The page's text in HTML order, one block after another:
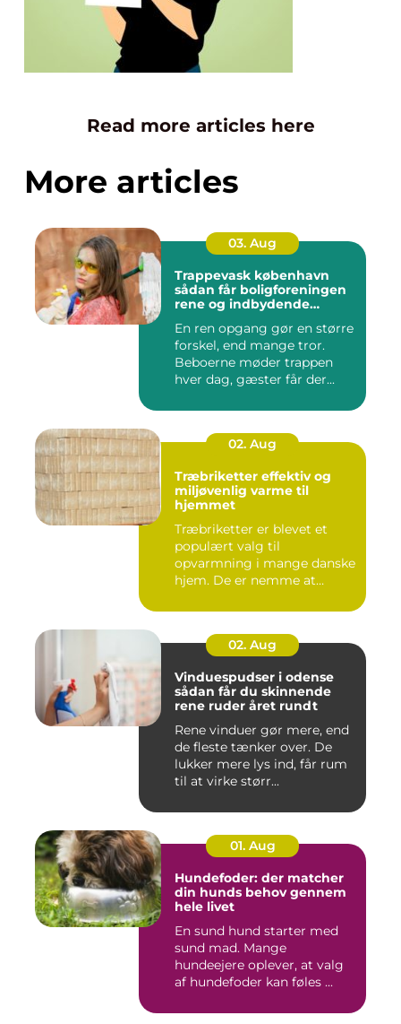
Read more articles here
More articles
03. Aug
Trappevask københavn
sådan får boligforeningen
rene og indbydende
En ren opgang gør en større
forskel, end mange tror.
Beboerne møder trappen
hver dag, gæster får der...
02. Aug
Træbriketter effektiv og
miljøvenlig varme til
hjemmet
Træbriketter er blevet et
populært valg til
opvarmning i mange danske
hjem. De er nemme at
02. Aug
Vinduespudser i odense
sådan får du skinnende
rene ruder året rundt
Rene vinduer gør mere, end
de fleste tænker over. De
lukker mere lys ind, får rum
til at virke størr...
01. Aug
Hundefoder: der matcher
din hunds behov gennem
hele livet
En sund hund starter med
sund mad. Mange
hundeejere oplever, at valg
af hundefoder kan føles ...